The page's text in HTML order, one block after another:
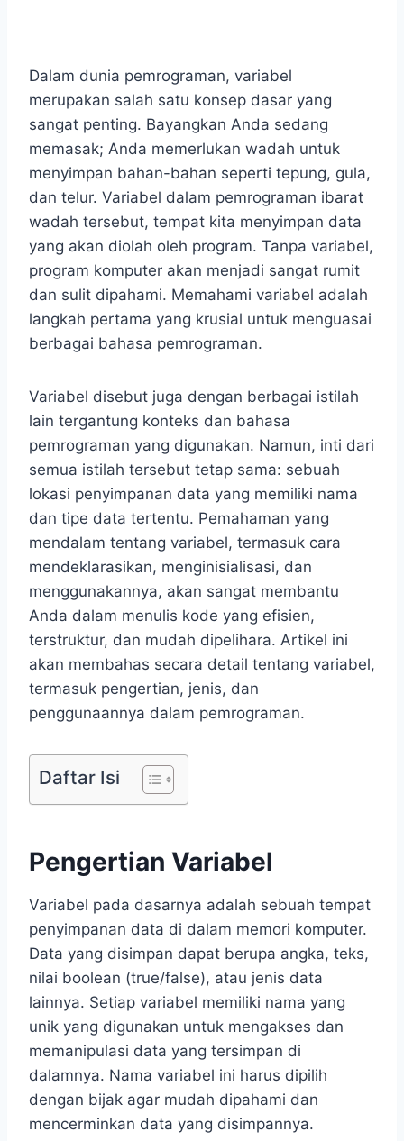
Dalam dunia pemrograman, variabel
merupakan salah satu konsep dasar yang
sangat penting. Bayangkan Anda sedang
memasak; Anda memerlukan wadah untuk
menyimpan bahan-bahan seperti tepung, gula,
dan telur. Variabel dalam pemrograman ibarat
wadah tersebut, tempat kita menyimpan data
yang akan diolah oleh program. Tanpa variabel,
program komputer akan menjadi sangat rumit
dan sulit dipahami. Memahami variabel adalah
langkah pertama yang krusial untuk menguasai
berbagai bahasa pemrograman.
Variabel disebut juga dengan berbagai istilah
lain tergantung konteks dan bahasa
pemrograman yang digunakan. Namun, inti dari
semua istilah tersebut tetap sama: sebuah
lokasi penyimpanan data yang memiliki nama
dan tipe data tertentu. Pemahaman yang
mendalam tentang variabel, termasuk cara
mendeklarasikan, menginisialisasi, dan
menggunakannya, akan sangat membantu
Anda dalam menulis kode yang efisien,
terstruktur, dan mudah dipelihara. Artikel ini
akan membahas secara detail tentang variabel,
termasuk pengertian, jenis, dan
penggunaannya dalam pemrograman.
Daftar Isi
Pengertian Variabel
Variabel pada dasarnya adalah sebuah tempat
penyimpanan data di dalam memori komputer.
Data yang disimpan dapat berupa angka, teks,
nilai boolean (true/false), atau jenis data
lainnya. Setiap variabel memiliki nama yang
unik yang digunakan untuk mengakses dan
memanipulasi data yang tersimpan di
dalamnya. Nama variabel ini harus dipilih
dengan bijak agar mudah dipahami dan
mencerminkan data yang disimpannya.